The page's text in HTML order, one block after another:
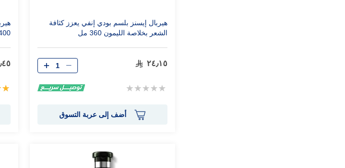
هيربال إيسنز بلسم بودي إنفي يعزز كثافة
الشعر بخلاصة الليمون 360 مل
٢٤٫١٥
Rating:
الكمية
أضف إلى عربة التسوق